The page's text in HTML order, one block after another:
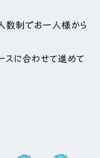
人数制でお一人様から
スに合わせて進めて